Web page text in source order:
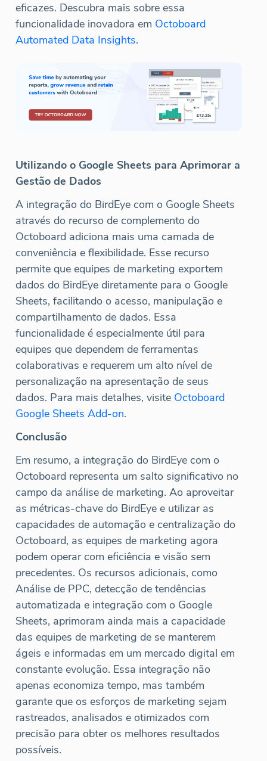
eficazes. Descubra mais sobre essa
funcionalidade inovadora em Octoboard
Automated Data Insights.
Utilizando o Google Sheets para Aprimorar a
Gestão de Dados
A integração do BirdEye com o Google Sheets
através do recurso de complemento do
Octoboard adiciona mais uma camada de
conveniência e flexibilidade. Esse recurso
permite que equipes de marketing exportem
dados do BirdEye diretamente para o Google
Sheets, facilitando o acesso, manipulação e
compartilhamento de dados. Essa
funcionalidade é especialmente útil para
equipes que dependem de ferramentas
colaborativas e requerem um alto nível de
personalização na apresentação de seus
dados. Para mais detalhes, visite Octoboard
Google Sheets Add-on.
Conclusão
Em resumo, a integração do BirdEye com o
Octoboard representa um salto significativo no
campo da análise de marketing. Ao aproveitar
as métricas-chave do BirdEye e utilizar as
capacidades de automação e centralização do
Octoboard, as equipes de marketing agora
podem operar com eficiência e visão sem
precedentes. Os recursos adicionais, como
Análise de PPC, detecção de tendências
automatizada e integração com o Google
Sheets, aprimoram ainda mais a capacidade
das equipes de marketing de se manterem
ágeis e informadas em um mercado digital em
constante evolução. Essa integração não
apenas economiza tempo, mas também
garante que os esforços de marketing sejam
rastreados, analisados e otimizados com
precisão para obter os melhores resultados
possíveis.